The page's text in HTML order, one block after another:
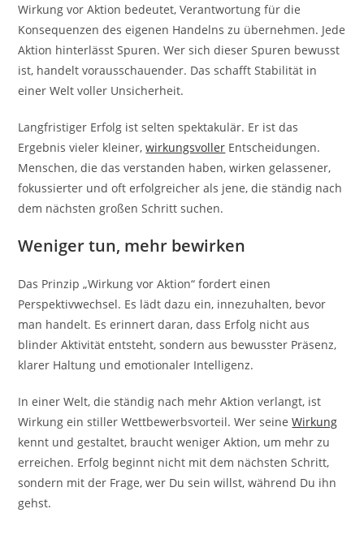
Wirkung vor Aktion bedeutet, Verantwortung für die
Konsequenzen des eigenen Handelns zu übernehmen. Jede
Aktion hinterlässt Spuren. Wer sich dieser Spuren bewusst
ist, handelt vorausschauender. Das schafft Stabilität in
einer Welt voller Unsicherheit.
Langfristiger Erfolg ist selten spektakulär. Er ist das
Ergebnis vieler kleiner,wirkungsvoller Entscheidungen.
Menschen, die das verstanden haben, wirken gelassener,
fokussierter und oft erfolgreicher als jene, die ständig nach
dem nächsten großen Schritt suchen.
Weniger tun, mehr bewirken
Das Prinzip „Wirkung vor Aktion“ fordert einen
Perspektivwechsel. Es lädt dazu ein, innezuhalten, bevor
man handelt. Es erinnert daran, dass Erfolg nicht aus
blinder Aktivität entsteht, sondern aus bewusster Präsenz,
klarer Haltung und emotionaler Intelligenz.
In einer Welt, die ständig nach mehr Aktion verlangt, ist
Wirkung ein stiller Wettbewerbsvorteil. Wer seineWirkung
kennt und gestaltet, braucht weniger Aktion, um mehr zu
erreichen. Erfolg beginnt nicht mit dem nächsten Schritt,
sondern mit der Frage, wer Du sein willst, während Du ihn
gehst.